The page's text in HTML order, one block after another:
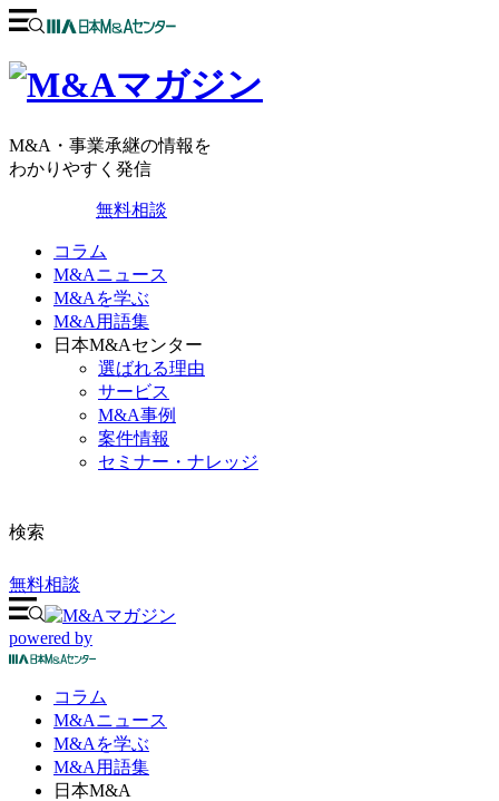
M&A・事業承継の情報を
わかりやすく発信
無料相談
コラム
M&Aニュース
M&Aを学ぶ
M&A用語集
日本M&Aセンター
選ばれる理由
サービス
M&A事例
案件情報
セミナー・ナレッジ
検索
無料相談
powered by
コラム
M&Aニュース
M&Aを学ぶ
M&A 用語集
日本M&A